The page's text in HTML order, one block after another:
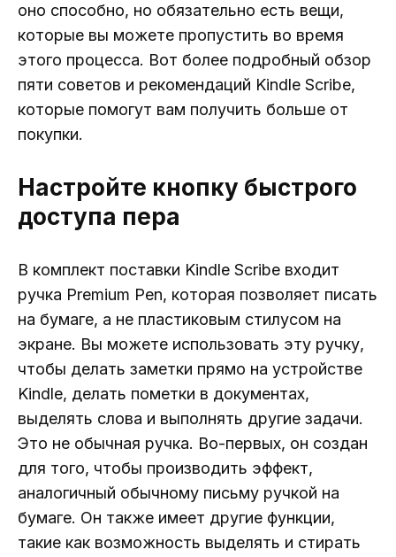
оно способно, но обязательно есть вещи,
которые вы можете пропустить во время
этого процесса. Вот более подробный обзор
пяти советов и рекомендаций Kindle Scribe,
которые помогут вам получить больше от
покупки.
Настройте кнопку быстрого
доступа пера
В комплект поставки Kindle Scribe входит
ручка Premium Pen, которая позволяет писать
на бумаге, а не пластиковым стилусом на
экране. Вы можете использовать эту ручку,
чтобы делать заметки прямо на устройстве
Kindle, делать пометки в документах,
выделять слова и выполнять другие задачи.
Это не обычная ручка. Во-первых, он создан
для того, чтобы производить эффект,
аналогичный обычному письму ручкой на
бумаге. Он также имеет другие функции,
такие как возможность выделять и стирать